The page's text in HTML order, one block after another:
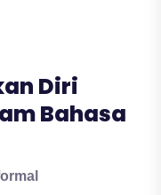
Diri
Bahasa